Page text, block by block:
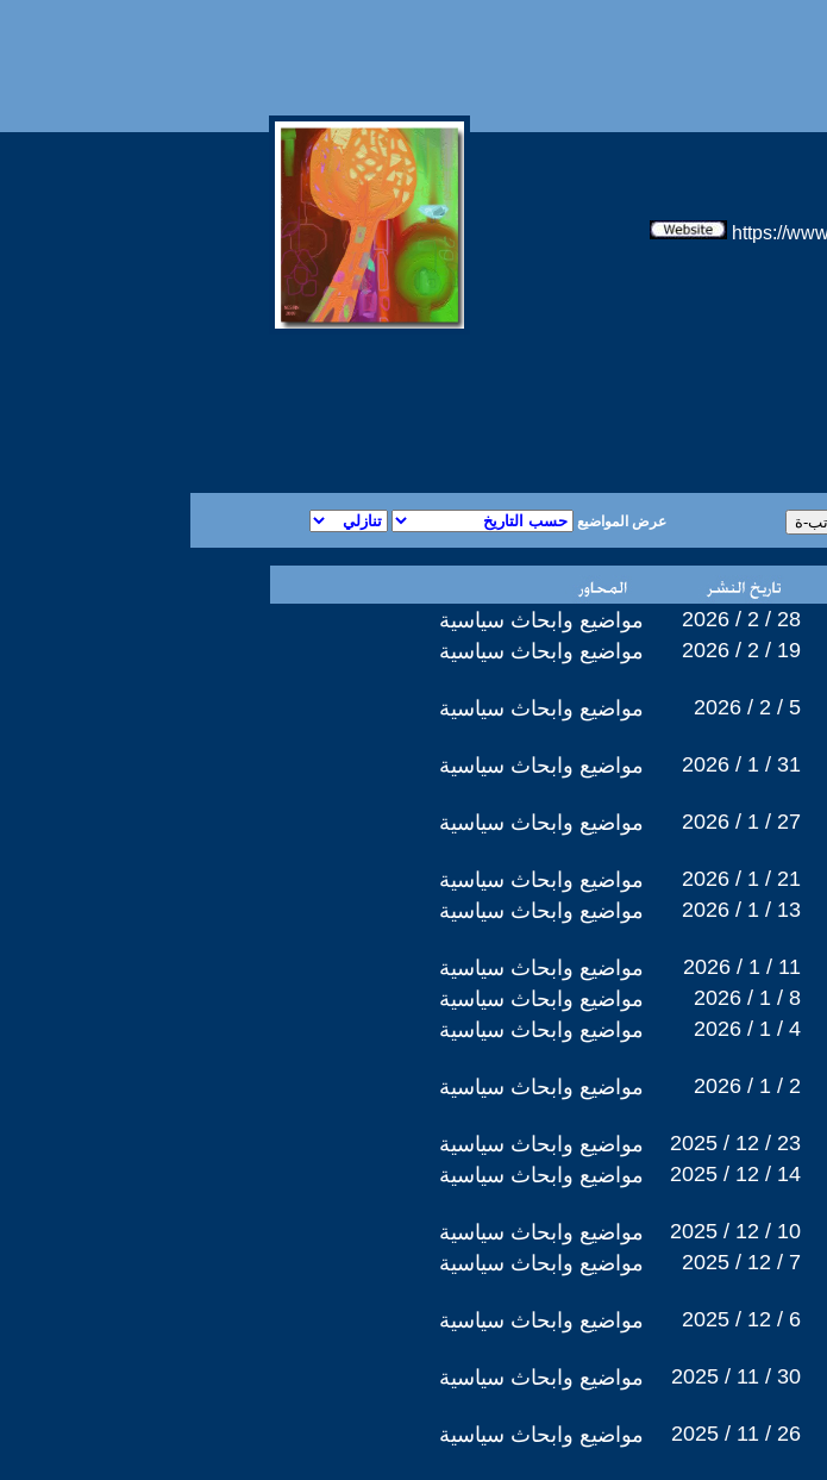
عرض المواضيع
مواضيع وابحاث سياسية 2026 / 2 / 28
مواضيع وابحاث سياسية
2026 / 2 / 19
مواضيع وابحاث سياسية 2026 / 2 / 5
مواضيع وابحاث سياسية 2026 / 1 / 31
مواضيع وابحاث سياسية 2026 / 1 / 27
مواضيع وابحاث سياسية 2026 / 1 / 21
مواضيع وابحاث سياسية
2026 / 1 / 13
مواضيع وابحاث سياسية 2026 / 1 / 11
مواضيع وابحاث سياسية
2026 / 1 / 8
مواضيع وابحاث سياسية
2026 / 1 / 4
مواضيع وابحاث سياسية 2026 / 1 / 2
مواضيع وابحاث سياسية 2025 / 12 / 23
مواضيع وابحاث سياسية
2025 / 12 / 14
مواضيع وابحاث سياسية 2025 / 12 / 10
مواضيع وابحاث سياسية
2025 / 12 / 7
مواضيع وابحاث سياسية 2025 / 12 / 6
مواضيع وابحاث سياسية 2025 / 11 / 30
مواضيع وابحاث سياسية 2025 / 11 / 26